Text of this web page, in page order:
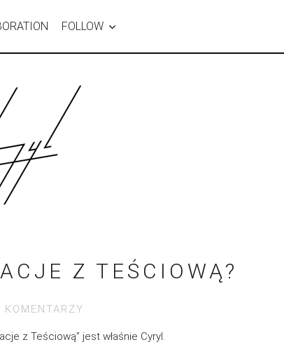
FOLLOW
Z TEŚCIOWĄ?
KOMENTARZY
z Teściową” jest właśnie Cyryl.